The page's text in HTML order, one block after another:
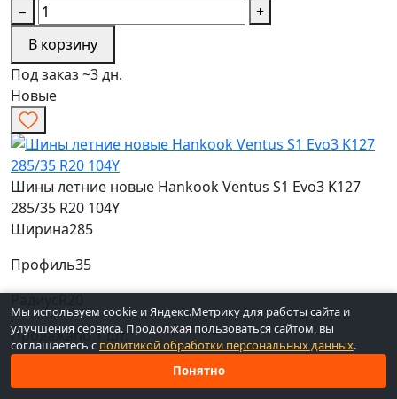
−
+
В корзину
Под заказ ~3 дн.
Новые
Шины летние новые Hankook Ventus S1 Evo3 K127
285/35 R20 104Y
Ширина285
Профиль35
Продажапо 1 шт.
2 шт. (через 4-7 дн.)
Мы используем cookie и Яндекс.Метрику для работы сайта и
улучшения сервиса. Продолжая пользоваться сайтом, вы
соглашаетесь с политикой обработки персональных данных.
Понятно